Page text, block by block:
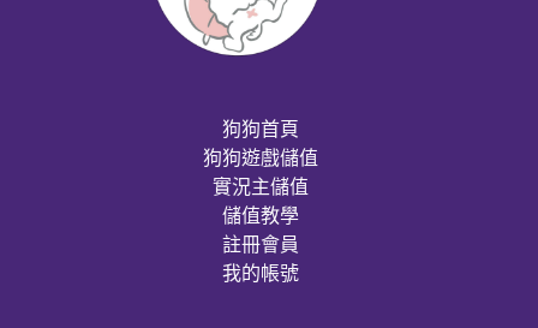
狗狗首頁
狗狗遊戲儲值
實況主儲值
儲值教學
註冊會員
我的帳號